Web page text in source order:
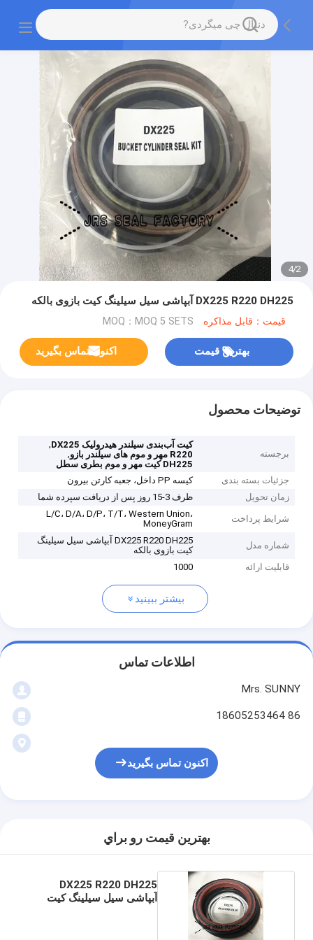
2
/
4
DX225 R220 DH225 آبپاشی سیل سیلینگ کیت بازوی بالکه
قیمت：قابل مذاکره MOQ：MOQ 5 SETS
بهترین قیمت اکنون تماس بگیرید
توضیحات محصول
برجسته
کیت آب‌بندی سیلندر هیدرولیک DX225
,
R220 مهر و موم های سیلندر بازو
,
DH225 کیت مهر و موم بطری سطل
جزئیات بسته بندی
کیسه PP داخل، جعبه کارتن بیرون
زمان تحویل
ظرف 3-15 روز پس از دریافت سپرده شما
شرایط پرداخت
L/C، D/A، D/P، T/T، Western Union،
MoneyGram
شماره مدل
DX225 R220 DH225 آبپاشی سیل سیلینگ
کیت بازوی بالکه
قابلیت ارائه
1000
بیشتر ببینید
اطلاعات تماس
Mrs. SUNNY
86 18605253464
اکنون تماس بگیرید
بهترين قيمت رو براي
DX225 R220 DH225
آبپاشی سیل سیلینگ کیت